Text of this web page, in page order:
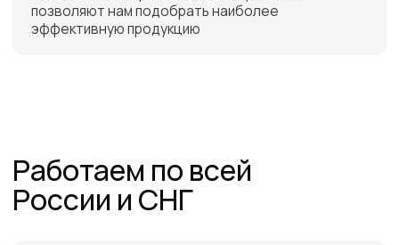
Бесплатная доставка
до склада ТЭК в Санкт-
Петербурге или Москве